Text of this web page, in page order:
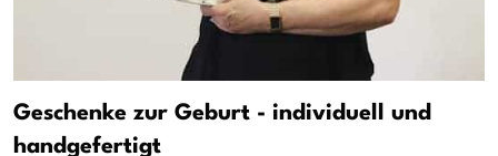
Geschenke zur Geburt - individuell und
handgefertigt